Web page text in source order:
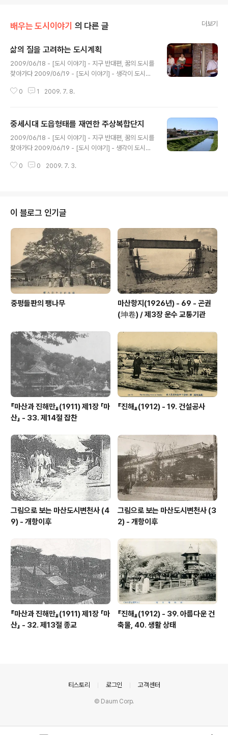
배우는 도시이야기 의 다른 글 더보기
삶의 질을 고려하는 도시계획
2009/06/18 - [도시 이야기] - 지구 반대편, 꿈의 도시를
찾아가다 2009/06/19 - [도시 이야기] - 생각이 도시를
야기] - 도시문화의 혁명, 빠이올 극장 2009/06/24 -
방대학 2009/06/29 - [도시 이야기] - 지하철 건설비용
의 1%로 완성한 대중교통은? 2009/07/03 - [도시 이야
기] - 중세시대 도읍형태를 재연한 주상복합단지 2009/0
PPUC (도시계획연구소) IPPUC의 리아나 벨리쉘리(Lian
0 1 2009. 7. 8.
중세시대 도읍형태를 재연한 주상복합단지
2009/06/18 - [도시 이야기] - 지구 반대편, 꿈의 도시를
찾아가다 2009/06/19 - [도시 이야기] - 생각이 도시를
야기] - 도시문화의 혁명, 빠이올 극장 2009/06/24 -
의 1%로 완성한 대중교통은? 파벨라 파벨라의 어원은 우
리가 ‘리우’라고 부르는 히오데자네이루의 언덕에 있는 ‘파
벨라 브랑까(흰 파벨라 나무)’라는 아름답고 낭만스러운 고
유명사에서 비롯되었다고 한다. 무허가 판자촌이 난무하기
전까지만 해도 히오의 언덕은 탐스런..
0 0 2009. 7. 3.
이 블로그 인기글
중평들판의 팽나무
마산항지(1926년) - 69 - 곤권
(坤卷) / 제3장 운수 교통기관
『마산과 진해만』(1911) 제1장 「마
산」 - 33. 제14절 잡찬
『진해』(1912) - 19. 건설공사
그림으로 보는 마산도시변천사 (4
9) - 개항이후
그림으로 보는 마산도시변천사 (3
2) - 개항이후
『마산과 진해만』(1911) 제1장 「마
산」 - 32. 제13절 종교
『진해』(1912) - 39. 아름다운 건
축물, 40. 생활 상태
티스토리 로그인 고객센터
© Daum Corp.